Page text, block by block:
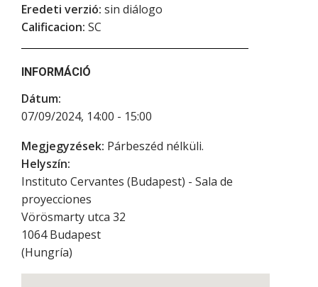
Eredeti verzió: sin diálogo
Calificacion: SC
INFORMÁCIÓ
Dátum:
07/09/2024, 14:00 - 15:00
Megjegyzések: Párbeszéd nélküli.
Helyszín:
Instituto Cervantes (Budapest) - Sala de
proyecciones
Vörösmarty utca 32
1064Budapest
(Hungría)